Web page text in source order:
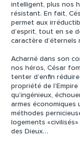
intelligent, plus nos
résistant. En fait,
permet aux
d’esprit, tout en se
caractère d’éternels
Acharné dans son
nos héros, César
tenter d’enfin
propriété de
qu’ingénieux,
armes économiques
méthodes
logements
des Dieux…